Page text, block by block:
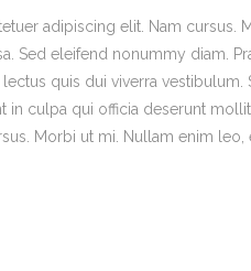
adipiscing elit. Nam cursus.
Sed eleifend nonummy diam.
quis dui viverra
in culpa qui officia deserunt
Morbi ut mi. Nullam enim leo,